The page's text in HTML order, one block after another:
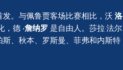
。与佩鲁贾客场比赛相比，沃 洛
，德 ·詹纳罗 是自由人。莎拉·法尔
、秋本、罗斯曼、菲弗和内斯特